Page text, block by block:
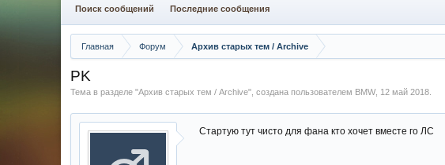
Главная Форум Архив старых тем / Archive
PK
Тема в разделе "Архив старых тем / Archive", создана пользователем BMW 12 май 2018
Стартую тут чисто для фана кто хочет вместе го ЛС
Поиск сообщений Последние сообщения